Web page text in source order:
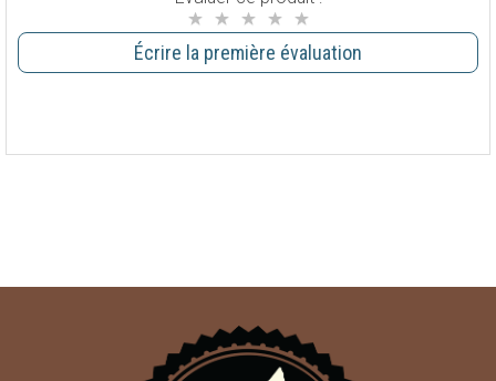
Écrire la première évaluation